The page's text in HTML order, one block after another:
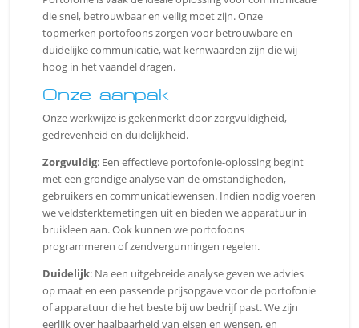
die snel, betrouwbaar en veilig moet zijn. Onze
topmerken portofoons zorgen voor betrouwbare en
duidelijke communicatie, wat kernwaarden zijn die wij
hoog in het vaandel dragen.
Onze aanpak
Onze werkwijze is gekenmerkt door zorgvuldigheid,
gedrevenheid en duidelijkheid.
Zorgvuldig: Een effectieve portofonie-oplossing begint
met een grondige analyse van de omstandigheden,
gebruikers en communicatiewensen. Indien nodig voeren
we veldsterktemetingen uit en bieden we apparatuur in
bruikleen aan. Ook kunnen we portofoons
programmeren of zendvergunningen regelen.
Duidelijk: Na een uitgebreide analyse geven we advies
op maat en een passende prijsopgave voor de portofonie
of apparatuur die het beste bij uw bedrijf past. We zijn
eerlijk over haalbaarheid van eisen en wensen, en